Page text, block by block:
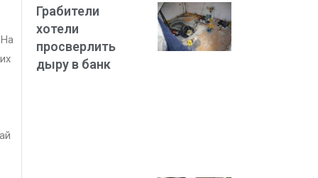
Грабители
хотели
просверлить
дыру в банк